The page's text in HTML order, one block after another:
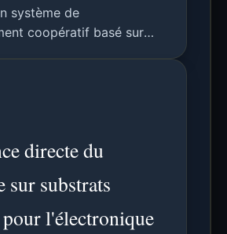
système de
coopératif basé sur
robots et smartphones
directe du
sur substrats
l'électronique